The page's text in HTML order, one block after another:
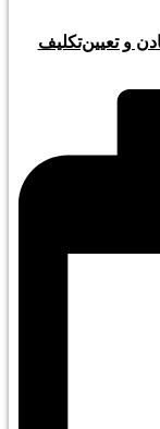
و تعیین‌تکلیف